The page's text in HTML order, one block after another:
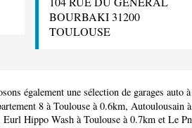
BOURBAKI 31200
TOULOUSE
également une sélection de garages auto
8 à Toulouse à 0.6km, Autoulousain
Eurl Hippo Wash à Toulouse à 0.7km et Le